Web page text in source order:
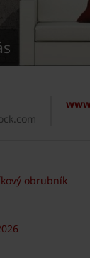
obrubník